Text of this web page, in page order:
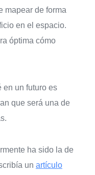
mapear de forma
en el espacio.
óptima cómo
en un futuro es
que será una de
ha sido la de
un artículo